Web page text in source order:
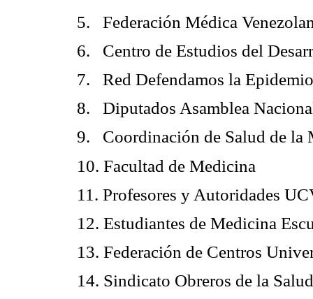
5.
Federación Médica
6.
Centro de Estudios del
7.
Red Defendamos la
8.
Diputados Asamblea
9.
Coordinación de Salud de la
10. Facultad de Medicina
11. Profesores y Autoridades
12. Estudiantes de Medicina
13. Federación de Centros
14. Sindicato Obreros de la Salud